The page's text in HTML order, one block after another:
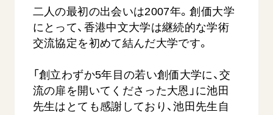
SOKA PICKS すべて見る
二人の最初の出会いは2007年。創価大学
にとって、香港中文大学は継続的な学術
交流協定を初めて結んだ大学です。
「創立わずか5年目の若い創価大学に、交
流の扉を開いてくださった大恩」に池田
先生はとても感謝しており、池田先生自